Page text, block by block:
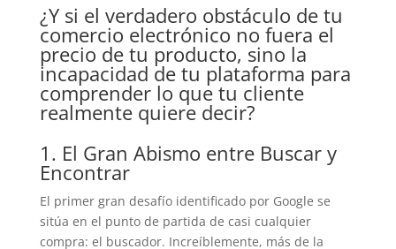
¿Y si el verdadero obstáculo de tu
comercio electrónico no fuera el
precio de tu producto, sino la
incapacidad de tu plataforma para
comprender lo que tu cliente
realmente quiere decir?
1. El Gran Abismo entre Buscar y
Encontrar
El primer gran desafío identificado por Google se
sitúa en el punto de partida de casi cualquier
compra: el buscador. Increíblemente, más de la